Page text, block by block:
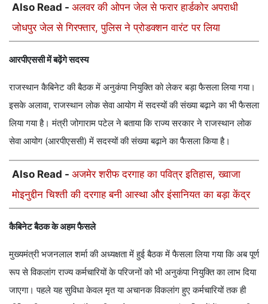
Also Read - अलवर की ओपन जेल से फरार हार्डकोर अपराधी
जोधपुर जेल से गिरफ्तार, पुलिस ने प्रोडक्शन वारंट पर लिया
आरपीएससी में बढ़ेंगे सदस्य
राजस्थान कैबिनेट की बैठक में अनुकंपा नियुक्ति को लेकर बड़ा फैसला लिया गया।
इसके अलावा, राजस्थान लोक सेवा आयोग में सदस्यों की संख्या बढ़ाने का भी फैसला
लिया गया है। मंत्री जोगाराम पटेल ने बताया कि राज्य सरकार ने राजस्थान लोक
सेवा आयोग (आरपीएससी) में सदस्यों की संख्या बढ़ाने का फैसला किया है।
Also Read - अजमेर शरीफ दरगाह का पवित्र इतिहास, ख्वाजा
मोइनुद्दीन चिश्ती की दरगाह बनी आस्था और इंसानियत का बड़ा केंद्र
कैबिनेट बैठक के अहम फैसले
मुख्यमंत्री भजनलाल शर्मा की अध्यक्षता में हुई बैठक में फैसला लिया गया कि अब पूर्ण
रूप से विकलांग राज्य कर्मचारियों के परिजनों को भी अनुकंपा नियुक्ति का लाभ दिया
जाएगा। पहले यह सुविधा केवल मृत या अचानक विकलांग हुए कर्मचारियों तक ही